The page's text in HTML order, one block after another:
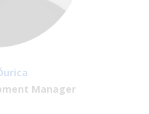
Manager